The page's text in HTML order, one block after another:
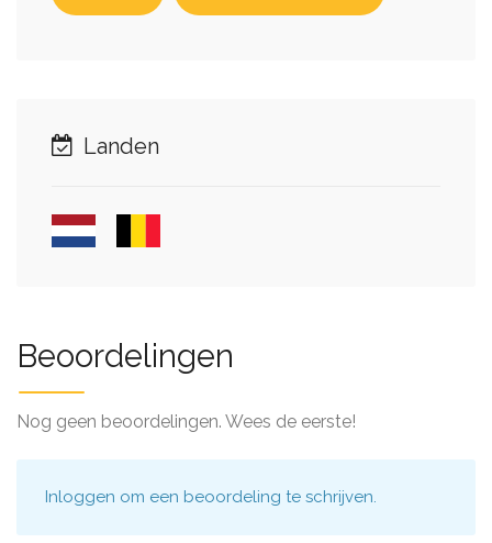
Landen
Beoordelingen
Nog geen beoordelingen. Wees de eerste!
Inloggen om een beoordeling te schrijven.